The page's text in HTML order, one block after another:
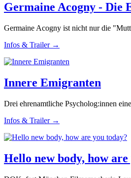
Germaine Acogny - Die
Germaine Acogny ist nicht nur die
Infos & Trailer →
Innere Emigranten
Drei ehrenamtliche Psycholog:innen
Infos & Trailer →
Hello new body, how are